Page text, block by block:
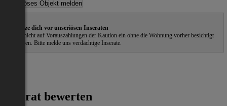
Schütze dich vor unseriösen Inseraten
Gehe nicht auf Vorauszahlungen der Kaution ein ohne die Wohnung vorher besichtigt
zu haben. Bitte melde uns verdächtige Inserate.
Inserat bewerten